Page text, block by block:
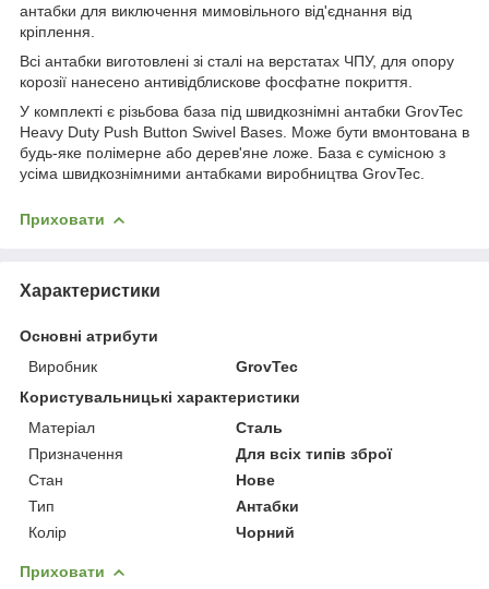
антабки для виключення мимовільного від'єднання від
кріплення.
Всі антабки виготовлені зі сталі на верстатах ЧПУ, для опору
корозії нанесено антивідблискове фосфатне покриття.
У комплекті є різьбова база під швидкознімні антабки GrovTec
Heavy Duty Push Button Swivel Bases. Може бути вмонтована в
будь-яке полімерне або дерев'яне ложе. База є сумісною з
усіма швидкознімними антабками виробництва GrovTec.
Приховати
Характеристики
Основні атрибути
Виробник
GrovTec
Користувальницькі характеристики
Матеріал
Сталь
Призначення
Для всіх типів зброї
Стан
Нове
Тип
Антабки
Колір
Чорний
Приховати